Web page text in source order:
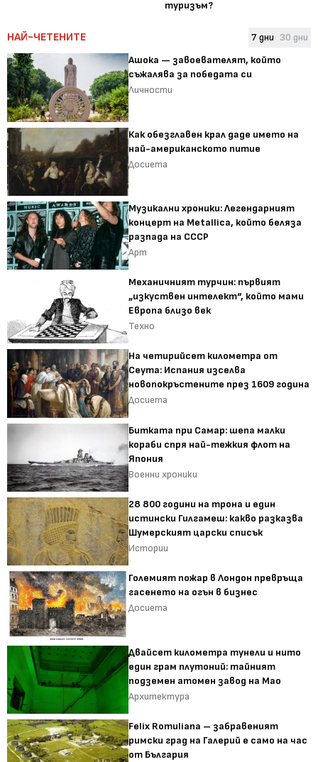
туризъм?
НАЙ-ЧЕТЕНИТЕ 7 дни 30 дни
Ашока — завоевателят, който
съжалява за победата си
Личности
Как обезглавен крал даде името на
най-американското питие
Досиета
Музикални хроники: Легендарният
концерт на Metallica, който беляза
разпада на СССР
Арт
Механичният турчин: първият
„изкуствен интелект“, който мами
Европа близо век
Техно
На четирийсет километра от
Сеута: Испания изселва
новопокръстените през 1609 година
Досиета
Битката при Самар: шепа малки
кораби спря най-тежкия флот на
Япония
Военни хроники
28 800 години на трона и един
истински Гилгамеш: какво разказва
Шумерският царски списък
Истории
Големият пожар в Лондон превръща
гасенето на огън в бизнес
Досиета
Двайсет километра тунели и нито
един грам плутоний: тайният
подземен атомен завод на Мао
Архитектура
Felix Romuliana – забравеният
римски град на Галерий е само на час
от България